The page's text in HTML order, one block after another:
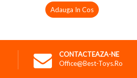
Adauga In Cos
CONTACTEAZA-NE
Office@best-Toys.ro